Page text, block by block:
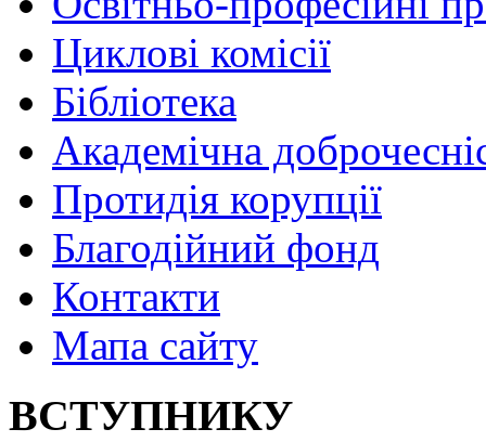
Циклові комісії
Бібліотека
Академічна
Протидія корупції
Благодійний фонд
Контакти
Мапа сайту
ВСТУПНИКУ